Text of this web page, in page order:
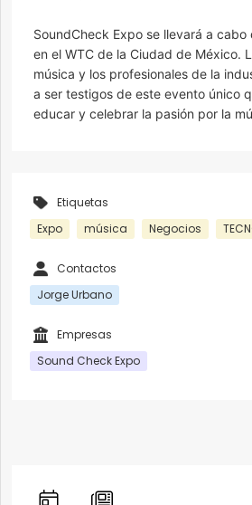
SoundCheck Expo se llevará a
en el WTC de la Ciudad de México.
música y los profesionales de la
a ser testigos de este evento único
educar y celebrar la pasión por la
Etiquetas
Expo
música Negocios
Contactos
Jorge Urbano
Empresas
Sound Check Expo